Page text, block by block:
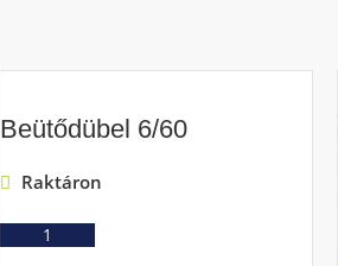
Beütődübel 6/60
Raktáron